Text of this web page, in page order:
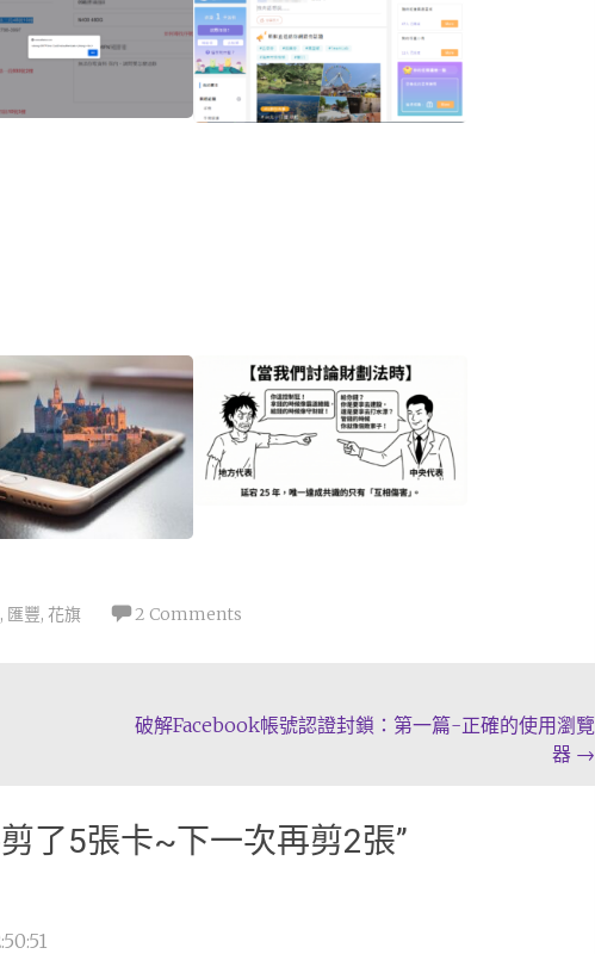
, 匯豐, 花旗 2 Comments
破解Facebook帳號認證封鎖：第一篇-正確的使用瀏覽
器 →
了5張卡~下一次再剪2張”